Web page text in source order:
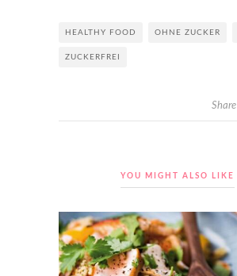
HEALTHY FOOD OHNE ZUCKER
ZUCKERFREI
Share
YOU MIGHT ALSO LIKE